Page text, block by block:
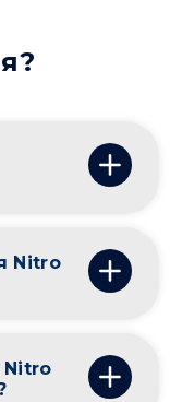
Nitro
Nitro